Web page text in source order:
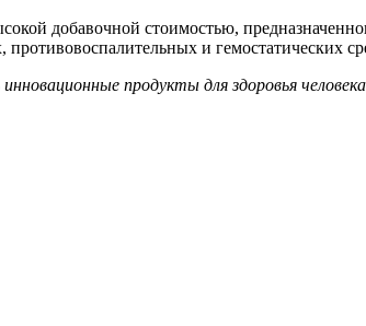
добавочной стоимостью,
и гемостатических
продукты для здоровья